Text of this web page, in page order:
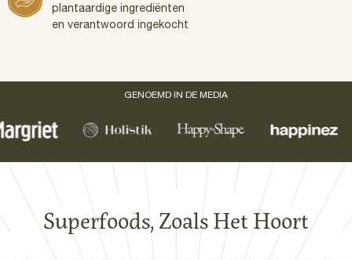
plantaardige ingrediënten
en verantwoord ingekocht
GENOEMD IN DE MEDIA
Superfoods, Zoals Het Hoort